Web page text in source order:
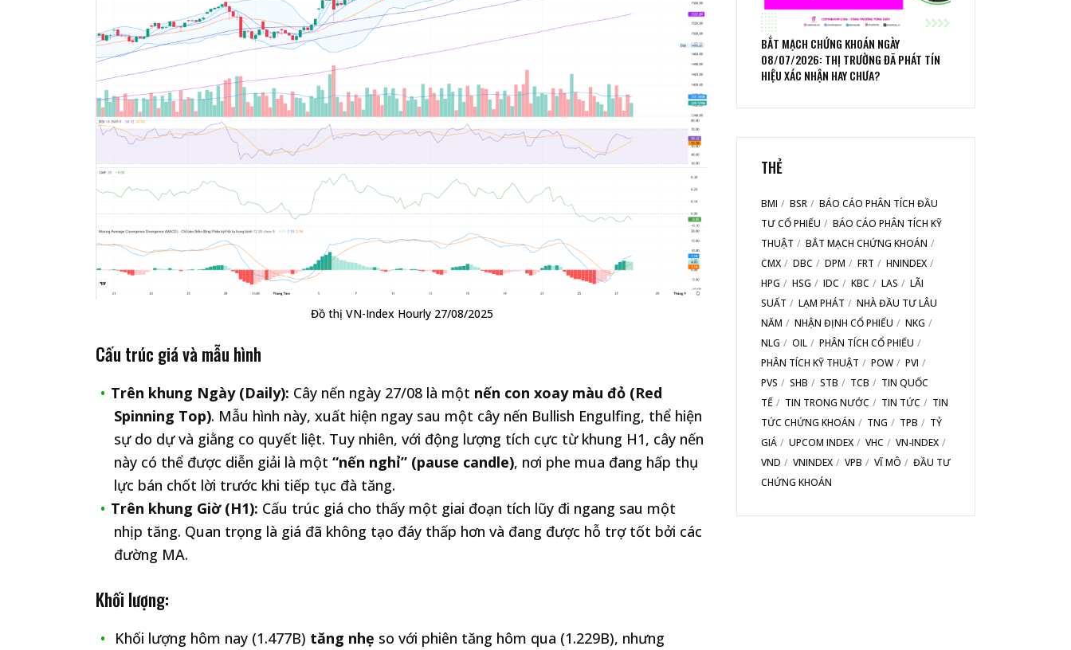
Đồ thị VN-Index Hourly 27/08/2025
Cấu trúc giá và mẫu hình
Trên khung Ngày (Daily): Cây nến ngày 27/08 là một nến con xoay màu đỏ (Red
Spinning Top). Mẫu hình này, xuất hiện ngay sau một cây nến Bullish Engulfing, thể hiện
sự do dự và giằng co quyết liệt. Tuy nhiên, với động lượng tích cực từ khung H1, cây nến
này có thể được diễn giải là một “nến nghỉ” (pause candle), nơi phe mua đang hấp thụ
lực bán chốt lời trước khi tiếp tục đà tăng.
Trên khung Giờ (H1): Cấu trúc giá cho thấy một giai đoạn tích lũy đi ngang sau một
nhịp tăng. Quan trọng là giá đã không tạo đáy thấp hơn và đang được hỗ trợ tốt bởi các
đường MA.
Khối lượng:
Khối lượng hôm nay (1.477B) tăng nhẹ so với phiên tăng hôm qua (1.229B), nhưng
BẮT MẠCH CHỨNG KHOÁN NGÀY
08/07/2026: THỊ TRƯỜNG ĐÃ PHÁT TÍN
HIỆU XÁC NHẬN HAY CHƯA?
THẺ
BMI BSR
BÁO CÁO PHÂN TÍCH ĐẦU
TƯ CỔ PHIẾU
BÁO CÁO PHÂN TÍCH KỸ
THUẬT
BẮT MẠCH CHỨNG KHOÁN
CMX
DBC DPM FRT
HNINDEX
HPG
HSG IDC KBC LAS
LÃI
SUẤT
LẠM PHÁT
NHÀ ĐẦU TƯ LÂU
NĂM
NHẬN ĐỊNH CỔ PHIẾU
NKG
NLG
OIL
PHÂN TÍCH CỔ PHIẾU
PHÂN TÍCH KỸ THUẬT
POW
PVI
PVS
SHB STB TCB
TIN QUỐC
TẾ
TIN TRONG NƯỚC TIN TỨC
TIN
TỨC CHỨNG KHOÁN
TNG TPB
TỶ
GIÁ
UPCOM INDEX VHC
VN-INDEX
VND
VNINDEX VPB VĨ MÔ
ĐẦU TƯ
CHỨNG KHOÁN